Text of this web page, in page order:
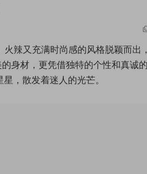
辣又充满时尚感的风格脱颖而出
身材，更凭借独特的个性和真诚
，散发着迷人的光芒。